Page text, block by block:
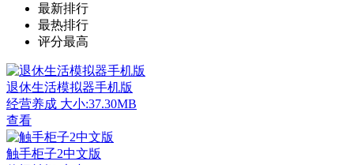
最新排行
最热排行
评分最高
退休生活模拟器手机版
经营养成 大小:37.30MB
查看
触手柜子2中文版